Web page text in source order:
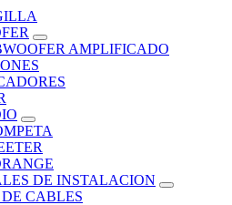
AMPLIFICADO
DE INSTALACION
CABLES